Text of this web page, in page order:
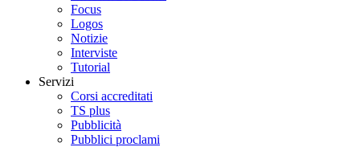
Focus
Logos
Notizie
Interviste
Tutorial
Servizi
Corsi accreditati
TS plus
Pubblicità
Pubblici proclami